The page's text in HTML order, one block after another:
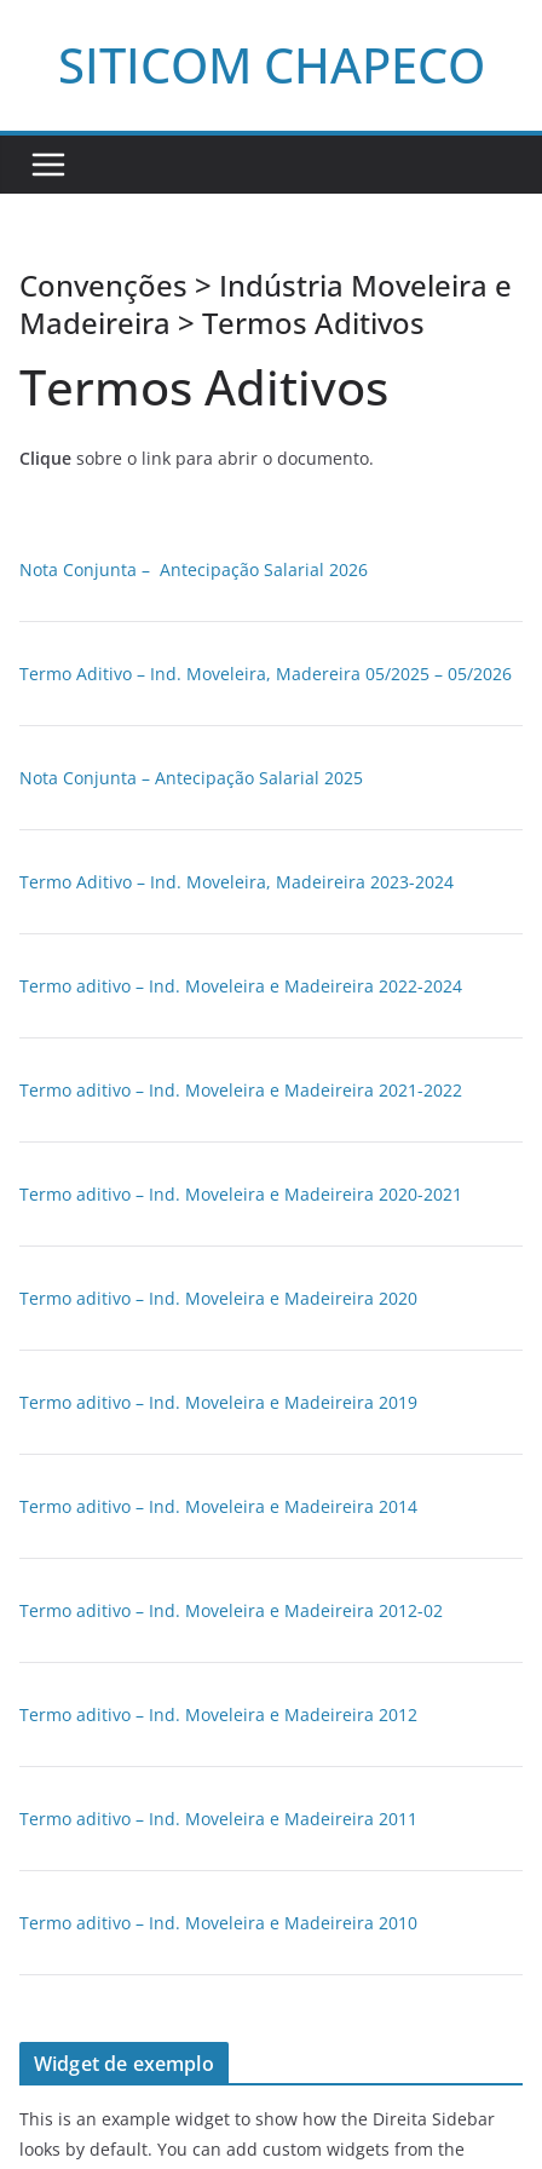
SITICOM CHAPECO
Convenções > Indústria Moveleira e
Madeireira > Termos Aditivos
Termos Aditivos
Clique sobre o link para abrir o documento.
Nota Conjunta – Antecipação Salarial 2026
Termo Aditivo – Ind. Moveleira, Madereira 05/2025 – 05/2026
Nota Conjunta – Antecipação Salarial 2025
Termo Aditivo – Ind. Moveleira, Madeireira 2023-2024
Termo aditivo – Ind. Moveleira e Madeireira 2022-2024
Termo aditivo – Ind. Moveleira e Madeireira 2021-2022
Termo aditivo – Ind. Moveleira e Madeireira 2020-2021
Termo aditivo – Ind. Moveleira e Madeireira 2020
Termo aditivo – Ind. Moveleira e Madeireira 2019
Termo aditivo – Ind. Moveleira e Madeireira 2014
Termo aditivo – Ind. Moveleira e Madeireira 2012-02
Termo aditivo – Ind. Moveleira e Madeireira 2012
Termo aditivo – Ind. Moveleira e Madeireira 2011
Termo aditivo – Ind. Moveleira e Madeireira 2010
Widget de exemplo
This is an example widget to show how the Direita Sidebar
looks by default. You can add custom widgets from the